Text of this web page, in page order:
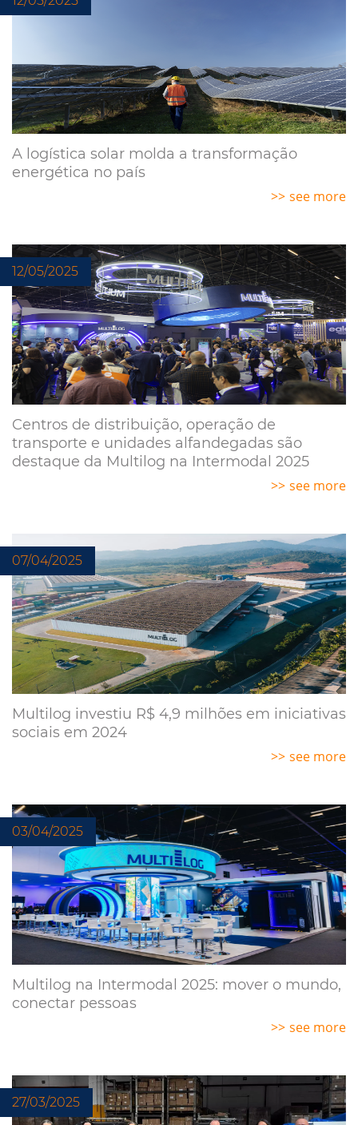
A logística solar molda a transformação
energética no país
see more
12/05/2025
Centros de distribuição, operação de
transporte e unidades alfandegadas são
destaque da Multilog na Intermodal 2025
see more
07/04/2025
Multilog investiu R$ 4,9 milhões em iniciativas
sociais em 2024
see more
03/04/2025
Multilog na Intermodal 2025: mover o mundo,
conectar pessoas
see more
27/03/2025